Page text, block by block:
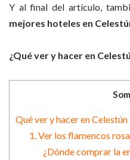
Y al final del artículo,
mejores hoteles en
¿Qué ver y hacer en
Qué ver y hacer en
1. Ver los flamencos
¿Dónde comprar la